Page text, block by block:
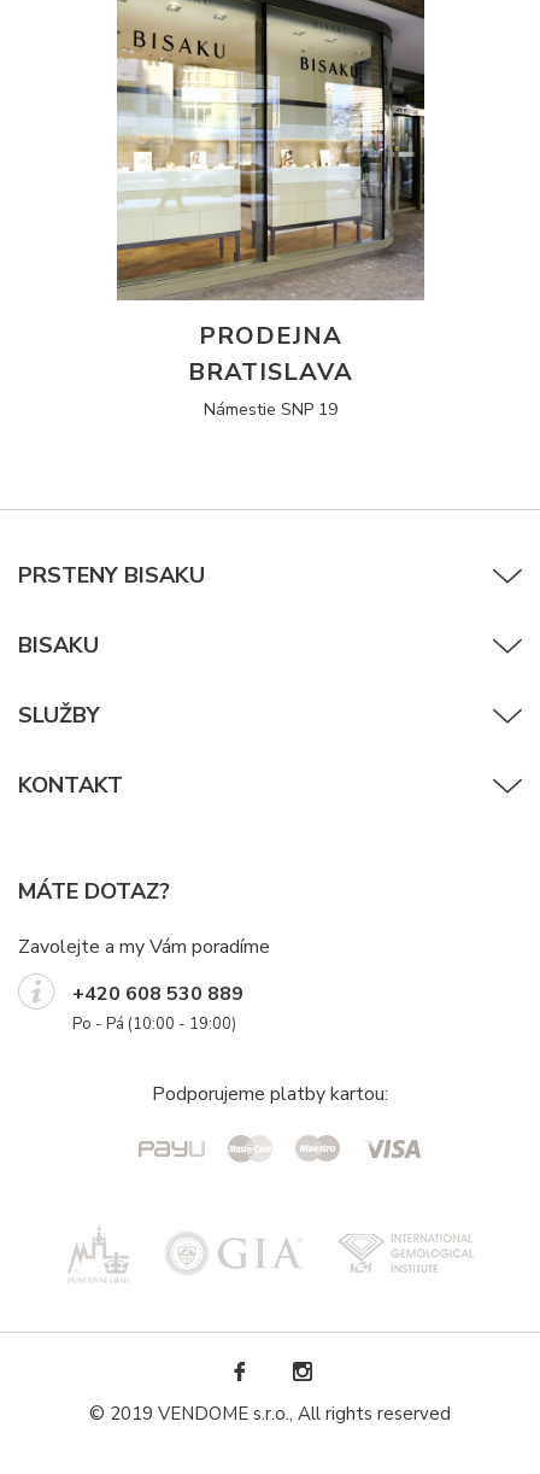
PRODEJNA
BRATISLAVA
Námestie SNP 19
PRSTENY BISAKU
BISAKU
SLUŽBY
KONTAKT
MÁTE DOTAZ?
Zavolejte a my Vám poradíme
+420 608 530 889
Po - Pá (10:00 - 19:00)
Podporujeme platby kartou:
© 2019 VENDOME s.r.o., All rights reserved